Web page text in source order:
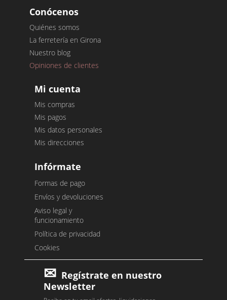
Conócenos
Quiénes somos
La ferretería en Girona
Nuestro blog
Opiniones de clientes
Mi cuenta
Mis compras
Mis pagos
Mis datos personales
Mis direcciones
Infórmate
Formas de pago
Envíos y devoluciones
Aviso legal y
funcionamiento
Política de privacidad
Cookies
Regístrate en nuestro
Newsletter